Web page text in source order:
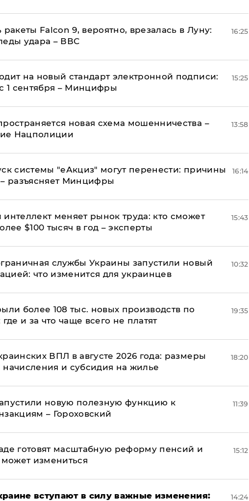
ракеты Falcon 9, вероятно, врезалась в Луну:
удара – ВВС
16:25
на новый стандарт электронной подписи:
1 сентября – Минцифры
15:25
новая схема мошенничества –
Нацполиции
13:58
системы "еАкциз" могут перенести: причины
разъясняет Минцифры
16:14
интеллект меняет рынок труда: кто сможет
$100 тысяч в год – эксперты
15:43
службы Украины запустили новый
что изменится для украинцев
10:32
более 108 тыс. новых производств по
и за что чаще всего не платят
19:35
ВПЛ в августе 2026 года: размеры
и субсидия на жилье
18:20
новую полезную функцию к
– Гороховский
11:39
готовят масштабную реформу пенсий и
измениться
15:12
вступают в силу важные изменения: 14:24